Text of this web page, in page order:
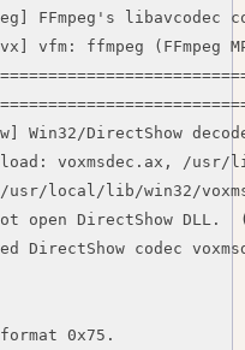
FFmpeg's libavcodec
vfm: ffmpeg (FFmpeg
Win32/DirectShow
voxmsdec.ax, /usr/
local/lib/win32/
DirectShow DLL.
DirectShow codec
0x75.